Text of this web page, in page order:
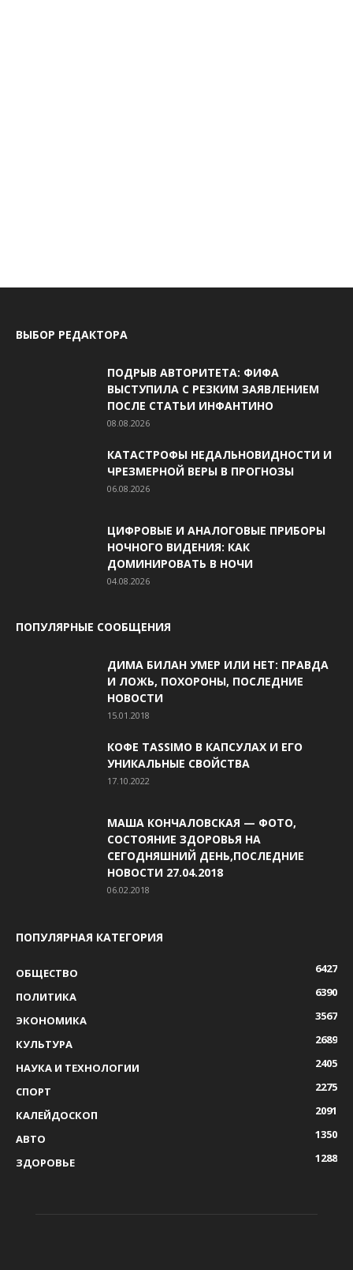
ВЫБОР РЕДАКТОРА
ПОДРЫВ АВТОРИТЕТА: ФИФА
ВЫСТУПИЛА С РЕЗКИМ ЗАЯВЛЕНИЕМ
ПОСЛЕ СТАТЬИ ИНФАНТИНО
08.08.2026
КАТАСТРОФЫ НЕДАЛЬНОВИДНОСТИ И
ЧРЕЗМЕРНОЙ ВЕРЫ В ПРОГНОЗЫ
06.08.2026
ЦИФРОВЫЕ И АНАЛОГОВЫЕ ПРИБОРЫ
НОЧНОГО ВИДЕНИЯ: КАК
ДОМИНИРОВАТЬ В НОЧИ
04.08.2026
ПОПУЛЯРНЫЕ СООБЩЕНИЯ
ДИМА БИЛАН УМЕР ИЛИ НЕТ: ПРАВДА
И ЛОЖЬ, ПОХОРОНЫ, ПОСЛЕДНИЕ
НОВОСТИ
15.01.2018
КОФЕ TASSIMO В КАПСУЛАХ И ЕГО
УНИКАЛЬНЫЕ СВОЙСТВА
17.10.2022
МАША КОНЧАЛОВСКАЯ — ФОТО,
СОСТОЯНИЕ ЗДОРОВЬЯ НА
СЕГОДНЯШНИЙ ДЕНЬ,ПОСЛЕДНИЕ
НОВОСТИ 27.04.2018
06.02.2018
ПОПУЛЯРНАЯ КАТЕГОРИЯ
ОБЩЕСТВО
6427
ПОЛИТИКА
6390
ЭКОНОМИКА
3567
КУЛЬТУРА
2689
НАУКА И ТЕХНОЛОГИИ
2405
СПОРТ
2275
КАЛЕЙДОСКОП
2091
АВТО
1350
ЗДОРОВЬЕ
1288